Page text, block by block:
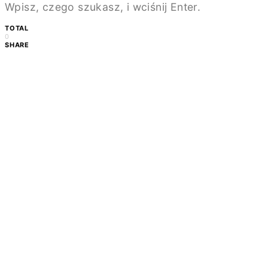
Wpisz, czego szukasz, i wciśnij Enter.
TOTAL
0
SHARE